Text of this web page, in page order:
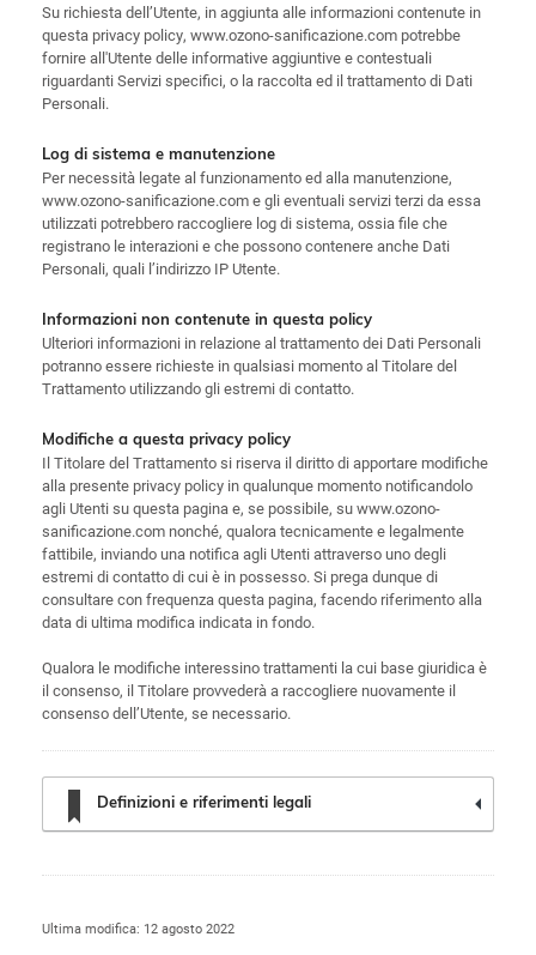
Su richiesta dell’Utente, in aggiunta alle informazioni contenute in
questa privacy policy, www.ozono-sanificazione.com potrebbe
fornire all'Utente delle informative aggiuntive e contestuali
riguardanti Servizi specifici, o la raccolta ed il trattamento di Dati
Personali.
Log di sistema e manutenzione
Per necessità legate al funzionamento ed alla manutenzione,
www.ozono-sanificazione.com e gli eventuali servizi terzi da essa
utilizzati potrebbero raccogliere log di sistema, ossia file che
registrano le interazioni e che possono contenere anche Dati
Personali, quali l’indirizzo IP Utente.
Informazioni non contenute in questa policy
Ulteriori informazioni in relazione al trattamento dei Dati Personali
potranno essere richieste in qualsiasi momento al Titolare del
Trattamento utilizzando gli estremi di contatto.
Modifiche a questa privacy policy
Il Titolare del Trattamento si riserva il diritto di apportare modifiche
alla presente privacy policy in qualunque momento notificandolo
agli Utenti su questa pagina e, se possibile, su www.ozono-
sanificazione.com nonché, qualora tecnicamente e legalmente
fattibile, inviando una notifica agli Utenti attraverso uno degli
estremi di contatto di cui è in possesso. Si prega dunque di
consultare con frequenza questa pagina, facendo riferimento alla
data di ultima modifica indicata in fondo.
Qualora le modifiche interessino trattamenti la cui base giuridica è
il consenso, il Titolare provvederà a raccogliere nuovamente il
consenso dell’Utente, se necessario.
Definizioni e riferimenti legali
Ultima modifica: 12 agosto 2022